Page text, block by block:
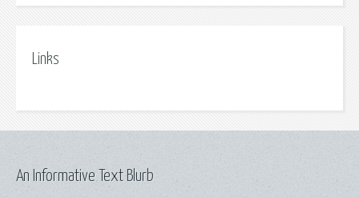
Links
An Informative Text Blurb